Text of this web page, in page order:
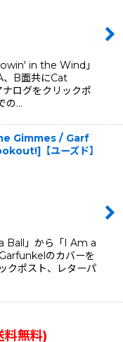
in the Wind」
、B面共にCat
ログをクリックポ
の…
Gimmes / Garf
【ユーズド】
Ball」から「I Am a
のカバーを
クポスト、レターパ
無料)